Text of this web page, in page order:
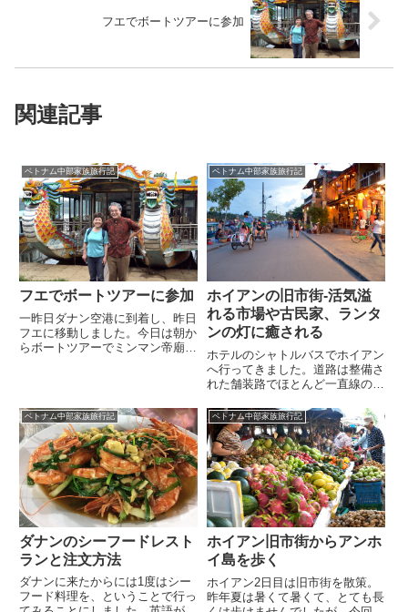
フエでボートツアーに参加
関連記事
ベトナム中部家族旅行記
フエでボートツアーに参加
一昨日ダナン空港に到着し、昨日
フエに移動しました。今日は朝か
らボートツアーでミンマン帝廟、
ベトナム中部家族旅行記
ホイアンの旧市街-活気溢
れる市場や古民家、ランタ
ンの灯に癒される
ホテルのシャトルバスでホイアン
へ行ってきました。道路は整備さ
れた舗装路でほとんど一直線のた
行きの乗客を降ろすため少し時間
がかかりましたが、それでも1時
間足らずで到着しました。日本橋
を始め主だった施設の観光と私た
ちには定番となっている市場にも
立ち寄ってみました。ランタンが
灯されるホイアンの夜は必見！
ベトナム中部家族旅行記
ダナンのシーフードレスト
ランと注文方法
ダナンに来たからには1度はシー
フード料理を、ということで行っ
ベトナム中部家族旅行記
ホイアン旧市街からアンホ
イ島を歩く
ホイアン2日目は旧市街を散策。
昨年夏は暑くて暑くて、とても長